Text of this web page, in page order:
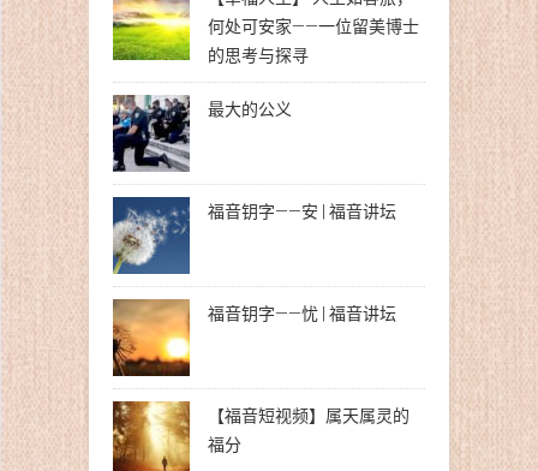
何处可安家——一位留美博士
的思考与探寻
最大的公义
福音钥字——安 | 福音讲坛
福音钥字——忧 | 福音讲坛
【福音短视频】属天属灵的
福分